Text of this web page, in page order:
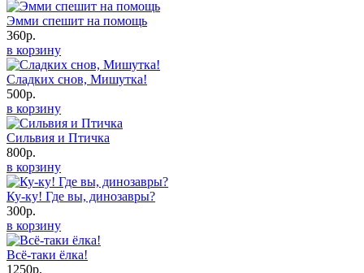
Эмми спешит на помощь
360р.
в корзину
Сладких снов, Мишутка!
500р.
в корзину
Сильвия и Птичка
800р.
в корзину
Ку-ку! Где вы, динозавры?
300р.
в корзину
Всё-таки ёлка!
1250р.